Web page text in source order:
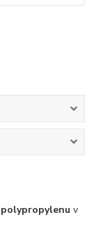
polypropylenu v